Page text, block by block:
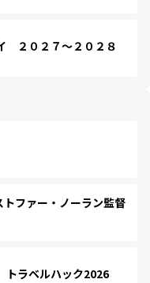
２０２７～２０２８
ファー・ノーラン監督
ラベルハック2026